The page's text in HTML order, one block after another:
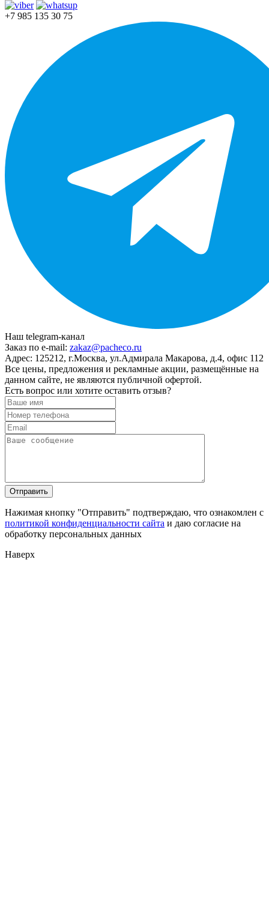
+7 985 135 30 75
Наш telegram-канал
Заказ по e-mail: zakaz@pacheco.ru
Адрес: 125212, г.Москва, ул.Адмирала Макарова, д.4, офис 112
Все цены, предложения и рекламные акции, размещённые на
данном сайте, не являются публичной офертой.
Есть вопрос или хотите оставить отзыв?
Нажимая кнопку "Отправить" подтверждаю, что ознакомлен с
политикой конфиденциальности сайта и даю согласие на
обработку персональных данных
Наверх